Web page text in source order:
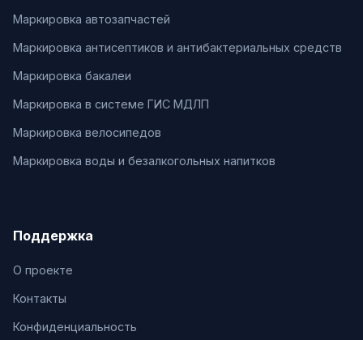
Маркировка автозапчастей
Маркировка антисептиков и антибактериальных средств
Маркировка бакалеи
Маркировка в системе ГИС МДЛП
Маркировка велосипедов
Маркировка воды и безалкогольных напитков
Поддержка
О проекте
Контакты
Конфиденциальность